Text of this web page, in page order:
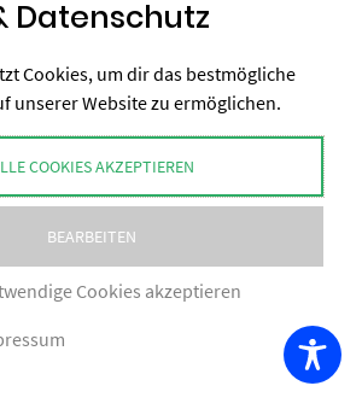
Datenschutz
Cookies, um dir das bestmögliche
unserer Website zu ermöglichen.
COOKIES AKZEPTIEREN
BEARBEITEN
Cookies akzeptieren